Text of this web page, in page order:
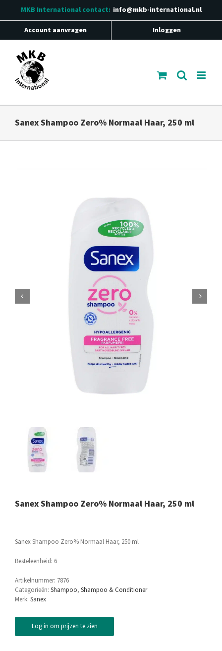
inhoud
MKB Internationalcontact: info@mkb-international.nl
Account aanvragen Inloggen
Sanex Shampoo Zero% Normaal Haar, 250 ml
Sanex Shampoo Zero% Normaal Haar, 250 ml
Sanex Shampoo Zero% Normaal Haar, 250 ml
Besteleenheid: 6
Artikelnummer: 7876
Categorieën: Shampoo, Shampoo & Conditioner
Merk: Sanex
Log in om prijzen te zien